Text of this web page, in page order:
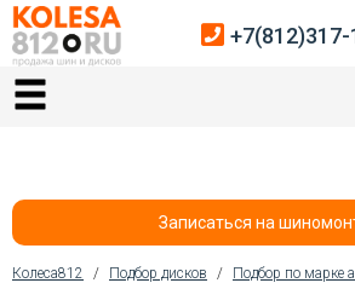
Главная
Автосервис
Записаться на
Колеса812 / Подбор дисков / Подбор по марке